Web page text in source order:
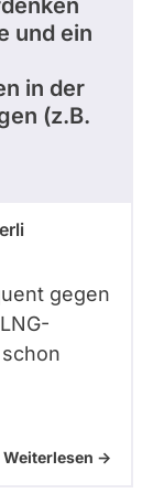
und ein
in der
(z.B.
gegen
Weiterlesen ->